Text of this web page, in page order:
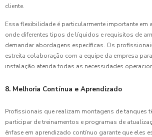
cliente.
Essa flexibilidade é particularmente importante em
onde diferentes tipos de líquidos e requisitos de
demandar abordagens específicas. Os
estreita colaboração com a equipe da empresa
instalação atenda todas as necessidades
8. Melhoria Contínua e Aprendizado
Profissionais que realizam montagens de tanques
participar de treinamentos e programas de
ênfase em aprendizado contínuo garante que eles